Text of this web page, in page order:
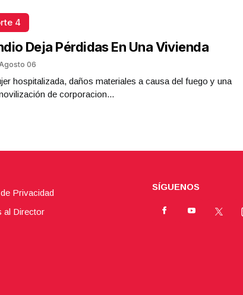
4
Deja Pérdidas En Una Vivienda
06
hospitalizada, daños materiales a causa del fuego y una
de corporacion...
Privacidad
al Director
SÍGUENOS